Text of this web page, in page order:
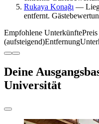
Rukaya Konağı —
entfernt.
Empfohlene UnterkünftePreis
(aufsteigend)Entfernung
Deine
Universität